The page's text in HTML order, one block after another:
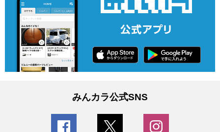
みんカラ公式SNS